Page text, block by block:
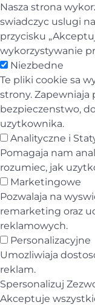
Nasza strona
swiadczyc uslugi
przycisku
wykorzystywanie
Niezbedne
Te pliki cookie sa
strony.
bezpieczenstwo,
uzytkownika.
Analityczne i
Pomagaja nam
rozumiec, jak
Marketingowe
Pozwalaja na
remarketing oraz
reklamowych.
Personalizacyjne
Umozliwiaja
reklam.
Spersonalizuj
Akceptuje